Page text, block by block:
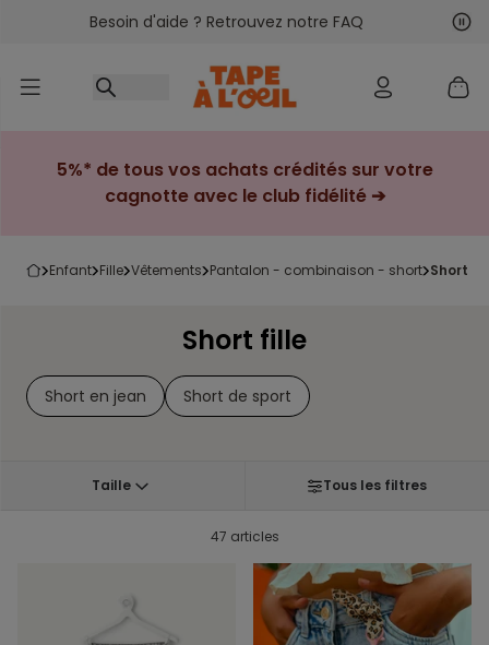
Accéder au contenu
Besoin d'aide ? Retrouvez notre FAQ
5%* de tous vos achats crédités sur votre
cagnotte avec le club fidélité ➔
enfant fille vêtements pantalon - combinaison - short short
Short fille
Short en jean Short de sport
Taille Tous les filtres
47 articles